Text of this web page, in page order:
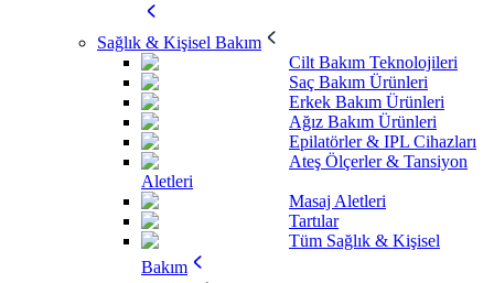
Sağlık & Kişisel Bakım
Cilt Bakım Teknolojileri
Saç Bakım Ürünleri
Erkek Bakım Ürünleri
Ağız Bakım Ürünleri
Epilatörler & IPL Cihazları
Ateş Ölçerler & Tansiyon
Aletleri
Masaj Aletleri
Tartılar
Tüm Sağlık & Kişisel
Bakım